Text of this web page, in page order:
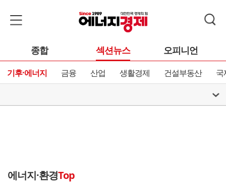
종합 섹션뉴스 오피니언
기후·에너지 금융 산업 생활경제 건설부동산 국
에너지·환경Top